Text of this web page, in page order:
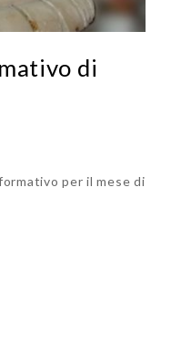
di
per il mese di